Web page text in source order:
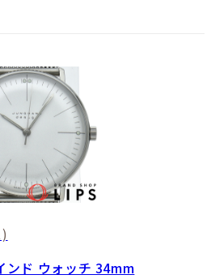
ンド ウォッチ 34mm